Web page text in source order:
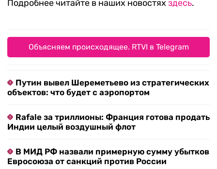
Подробнее читайте в наших новостях здесь.
Объясняем происходящее. RTVI в Telegram
Путин вывел Шереметьево из стратегических
объектов: что будет с аэропортом
Rafale за триллионы: Франция готова продать
Индии целый воздушный флот
В МИД РФ назвали примерную сумму убытков
Евросоюза от санкций против России